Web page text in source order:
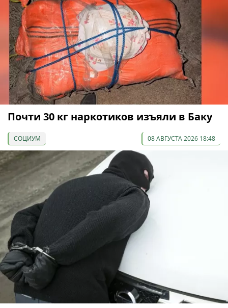
Почти 30 кг наркотиков изъяли в Баку
СОЦИУМ 08 АВГУСТА 2026 18:48